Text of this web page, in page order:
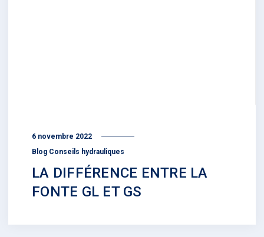
6 novembre 2022
Blog Conseils hydrauliques
LA DIFFÉRENCE ENTRE LA
FONTE GL ET GS